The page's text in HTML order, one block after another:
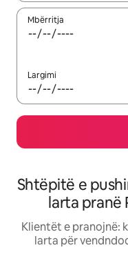
Mbërritja
Largimi
Shtëpitë e
larta pranë
Klientët e pranojnë:
larta për